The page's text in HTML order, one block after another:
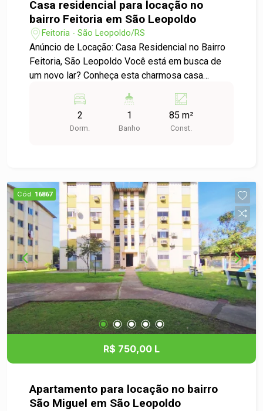
Casa residencial para locação no
bairro Feitoria em São Leopoldo
Feitoria - São Leopoldo/RS
Anúncio de Locação: Casa Residencial no Bairro
Feitoria, São Leopoldo Você está em busca de
um novo lar? Conheça esta charmosa casa
para famílias e pessoas que desejam conforto e
praticidade. Descrição: Esta casa conta com 2
dormitórios, proporcionando um ambiente ideal
bairro Feitoria é conhecido por sua tranquilidade
e infraestrutura, com fácil acesso a serviços,
comércio e transporte público. Aqui, você
encontrará tudo que precisa ao seu redor,
tornando o dia a dia mais prático. Destaques: -
Ambientes bem iluminados - Área externa (se
aplicável) - Proximidade a escolas,
supermercados e parques Não perca a
oportunidade de morar em um lugar que une
conforto e comodidade. Agende uma visita e
venha conhecer sua nova casa no bairro Feitoria!
Para mais informações, entre em contato
conosco. Estamos à disposição para esclarecer
2
Dorm.
1
Banho
85 m²
Const.
Cód. 16867
R$ 750,00 L
Apartamento para locação no bairro
São Miguel em São Leopoldo